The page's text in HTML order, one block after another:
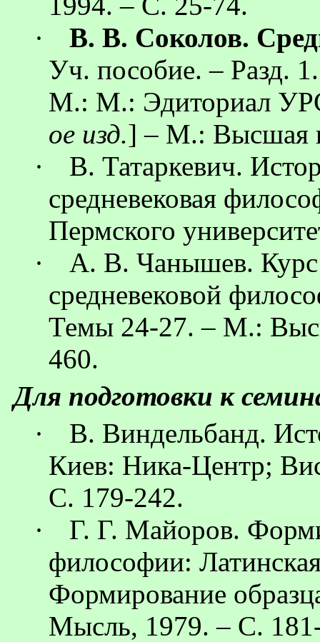
·
В. В. Соколов.
Уч. пособие. – Разд.
М.: М.: Эдиториал
ое изд.] – М.: Высшая
·
В. Татаркевич.
средневековая
Пермского
·
А. В. Чанышев.
средневековой
Темы 24-27. – М.:
460.
Для подготовки к
·
В. Виндельбанд.
Киев: Ника-Центр;
С. 179-242.
·
Г. Г. Майоров.
философии:
Формирование
Мысль, 1979. – С.